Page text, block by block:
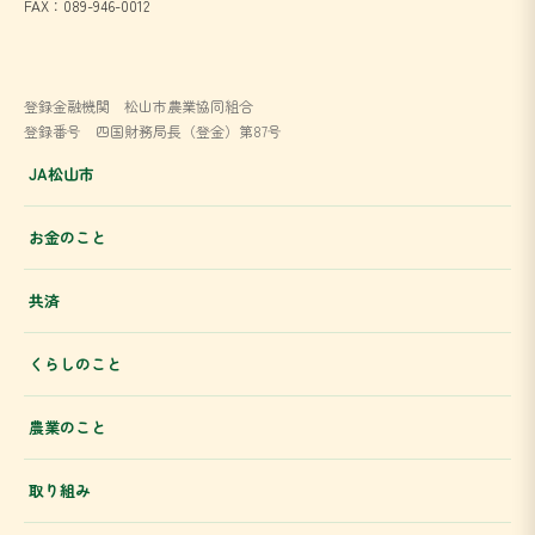
FAX：089-946-0012
登録金融機関 松山市農業協同組合
登録番号 四国財務局長（登金）第87号
JA松山市
お金のこと
共済
くらしのこと
農業のこと
取り組み